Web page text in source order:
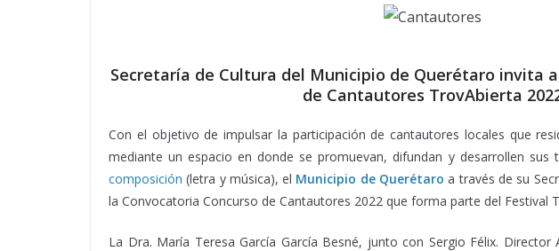
Secretaría de Cultura del Municipio de Querétaro invita
de Cantautores TrovAbierta
Con el objetivo de impulsar la participación de cantautores locales que
mediante un espacio en donde se promuevan, difundan y desarrollen sus
composición (letra y música), el Municipio de Querétaro a través de su
la Convocatoria Concurso de Cantautores 2022 que forma parte del Festival
La Dra. María Teresa García García Besné, junto con Sergio Félix.